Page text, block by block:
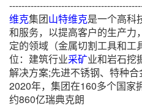
维克集团山特维克是一个高科
和服务，以提高客户的生产力
定的领域（金属切割工具和工
位：建筑行业采矿业和岩石挖
解决方案;先进不锈钢、特种合
2020年，集团在160多个国家
约860亿瑞典克朗